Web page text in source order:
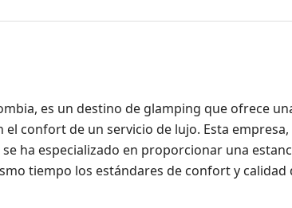
es un destino de glamping que ofrece
confort de un servicio de lujo. Esta
ha especializado en proporcionar una
tiempo los estándares de confort y calidad